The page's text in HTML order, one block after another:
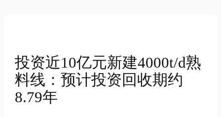
投资近10亿元新建4000t/d熟
料线：预计投资回收期约
8.79年